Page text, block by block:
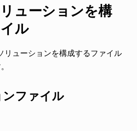
ューションを構
ル
リューションを構成するファイル
ファイル